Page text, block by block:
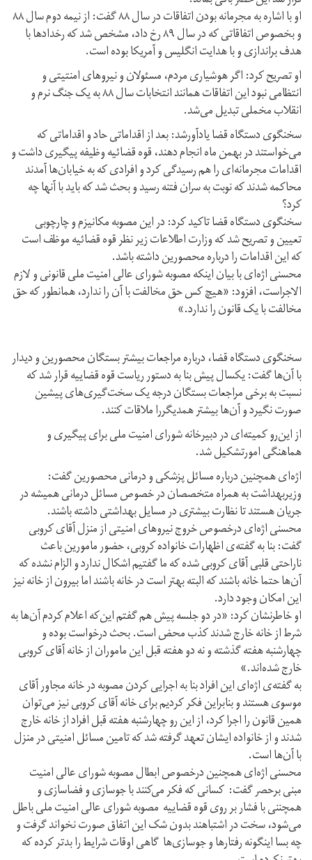
او با اشاره به مجرمانه بودن اتفاقات در سال ۸۸ گفت: از نیمه دوم سال ۸۸
و بخصوص اتفاقاتی که در سال ۸۹ رخ داد، مشخص شد که رخدادها با
هدف براندازی و با هدایت انگلیس و آمریکا بوده است.
او تصریح کرد: اگر هوشیاری مردم، مسئولان و نیروهای امنتیتی و
انتظامی نبود این اتفاقات همانند انتخابات سال ۸۸ به یک جنگ نرم و
انقلاب مخملی تبدیل می‌شد.
سخنگوی دستگاه قضا یادآورشد: بعد از اقداماتی حاد و اقداماتی که
می‌خواستند در بهمن ماه انجام دهند، قوه‌ قضائیه وظیفه پیگیری داشت و
اقدامات مجرمانه‌ای را هم رسیدگی کرد و افرادی که به خیابان‌ها آمدند
محاکمه شدند که نوبت به سران فتنه رسید و بحث شد که باید با آنها چه
کرد؟
سخنگوی دستگاه قضا تاکید کرد: در این مصوبه مکانیزم و چارچوبی
تعیین و تصریح شد که وزارت اطلاعات زیر نظر قوه‌ قضائیه موظف است
که این اقدامات را درباره محصورین داشته باشد.
محسنی‌ اژه‌ای با بیان اینکه مصوبه شورای عالی امنیت ملی قانونی و لازم
الاجراست، افزود: «هیچ کس حق مخالفت با آن را ندارد، همانطور که حق
مخالفت با یک قانون را ندارد.»
سخنگوی دستگاه قضا، درباره مراجعات بیشتر بستگان محصورین و دیدار
با آن‌ها گفت: یکسال پیش بنا به دستور ریاست قوه قضاییه قرار شد که
نسبت به برخی مراجعات بستگان درجه یک سخت‌گیری‌های پیشین
صورت نگیرد و آن‌ها بیشتر همدیگررا ملاقات کنند.
از این‌رو کمیته‌ای در دبیرخانه شورای امنیت ملی برای پیگیری و
هماهنگی امورتشکیل شد.
اژه‌ای همچنین درباره مسائل پزشکی و درمانی محصورین گفت:
وزیربهداشت به همراه متخصصان در خصوص مسائل درمانی همیشه در
جریان هستند تا نظارت بیشتری در مسايل بهداشتی داشته باشند.
محسنی‌ اژه‌ای درخصوص خروج نیروهای امنیتی از منزل آقای کروبی
گفت: بنا به گفته‌ی اظهارات خانواده کروبی، حضور مامورین باعث
ناراحتی قلبی آقای کروبی شده که ما گفتیم اشکال ندارد و الزام نشده که
آن‌ها حتما خانه باشند که البته بهتر است در خانه باشند اما بیرون از خانه نیز
این امکان وجود دارد.
او خاطرنشان کرد: «در دو جلسه پیش هم گفتم این‌که اعلام کردم آن‌ها به
شرط از خانه خارج شدند کذب محض است. بحث درخواست بوده و
چهارشنبه هفته گذشته و نه دو هفته قبل این ماموران از خانه آقای کروبی
خارج شده‌اند.»
به گفته‌ی اژه‌ای این افراد بنا به اجرایی کردن مصوبه در خانه مجاور آقای
موسوی هستند و بنابراین فکر کردیم برای خانه آقای کروبی نیز می‌توان
همین قانون را اجرا کرد، از این رو چهارشنبه هفته قبل افراد از خانه خارج
شدند و از خانواده ایشان تعهد گرفته شد که تامین مسائل امنیتی در منزل
با آن‌ها است.
محسنی اژه‌ای همچنین درخصوص ابطال مصوبه شورای عالی امنیت
مبنی برحصر گفت: کسانی که فکر می‌کنند با جوسازی و فضاسازی و
همچننی با فشار بر روی قوه قضاییه مصوبه شورای عالی امنیت ملی باطل
می‌شود، سخت در اشتباهند بدون شک این اتفاق صورت نخواند گرفت و
چه بسا اینگونه رفتارها و جوسازی‌ها گاهی اوقات شرایط را بدتر کرده که